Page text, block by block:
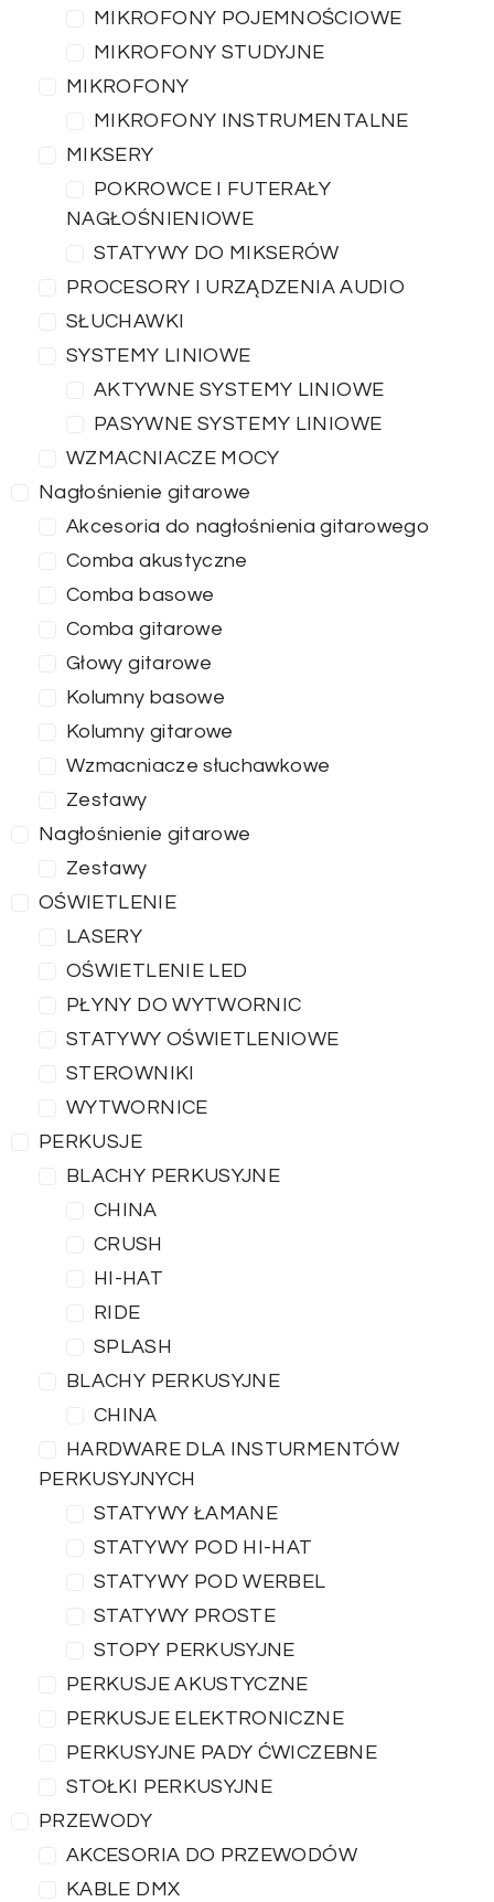
MIKROFONY POJEMNOŚCIOWE
MIKROFONY STUDYJNE
MIKROFONY
MIKROFONY INSTRUMENTALNE
MIKSERY
POKROWCE I FUTERAŁY
NAGŁOŚNIENIOWE
STATYWY DO MIKSERÓW
PROCESORY I URZĄDZENIA AUDIO
SŁUCHAWKI
SYSTEMY LINIOWE
AKTYWNE SYSTEMY LINIOWE
PASYWNE SYSTEMY LINIOWE
WZMACNIACZE MOCY
Nagłośnienie gitarowe
Akcesoria do nagłośnienia gitarowego
Comba akustyczne
Comba basowe
Comba gitarowe
Głowy gitarowe
Kolumny basowe
Kolumny gitarowe
Wzmacniacze słuchawkowe
Zestawy
Nagłośnienie gitarowe
Zestawy
OŚWIETLENIE
LASERY
OŚWIETLENIE LED
PŁYNY DO WYTWORNIC
STATYWY OŚWIETLENIOWE
STEROWNIKI
WYTWORNICE
PERKUSJE
BLACHY PERKUSYJNE
CHINA
CRUSH
HI-HAT
RIDE
SPLASH
BLACHY PERKUSYJNE
CHINA
HARDWARE DLA INSTURMENTÓW
PERKUSYJNYCH
STATYWY ŁAMANE
STATYWY POD HI-HAT
STATYWY POD WERBEL
STATYWY PROSTE
STOPY PERKUSYJNE
PERKUSJE AKUSTYCZNE
PERKUSJE ELEKTRONICZNE
PERKUSYJNE PADY ĆWICZEBNE
STOŁKI PERKUSYJNE
PRZEWODY
AKCESORIA DO PRZEWODÓW
KABLE DMX